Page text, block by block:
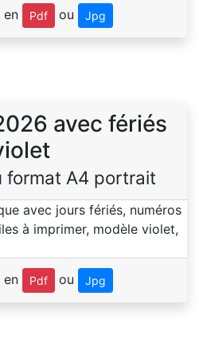
en Pdf ou Jpg
avec fériés
format A4 portrait
en Pdf ou Jpg